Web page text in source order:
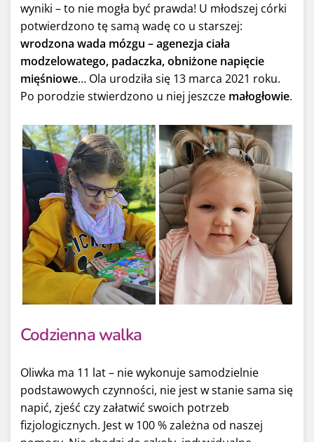
wyniki – to nie mogła być prawda! U młodszej córki
potwierdzono tę samą wadę co u starszej:
wrodzona wada mózgu – agenezja ciała
modzelowatego, padaczka, obniżone napięcie
mięśniowe… Ola urodziła się 13 marca 2021 roku.
Po porodzie stwierdzono u niej jeszcze małogłowie.
Codzienna walka
Oliwka ma 11 lat – nie wykonuje samodzielnie
podstawowych czynności, nie jest w stanie sama się
napić, zjeść czy załatwić swoich potrzeb
fizjologicznych. Jest w 100 % zależna od naszej